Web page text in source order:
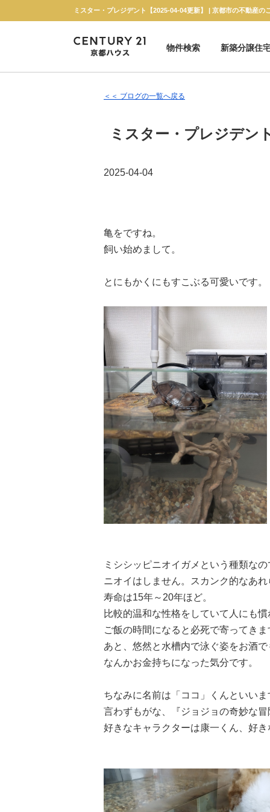
ミスター・プレジデント【2025-04-04更新】 | 京都市の不動産の
物件検索
新築分譲住
＜＜ ブログの一覧へ戻る
ミスター・プレジデン
2025-04-04
亀をですね。
飼い始めまして。
とにもかくにもすこぶる可愛いです。
ミシシッピニオイガメという種類な
ニオイはしません。スカンク的なあ
寿命は15年～20年ほど。
比較的温和な性格をしていて人にも
ご飯の時間になると必死で寄ってき
あと、悠然と水槽内で泳ぐ姿をお酒
なんかお金持ちになった気分です。
ちなみに名前は「ココ」くんといいま
言わずもがな、『ジョジョの奇妙な
好きなキャラクターは康一くん、好